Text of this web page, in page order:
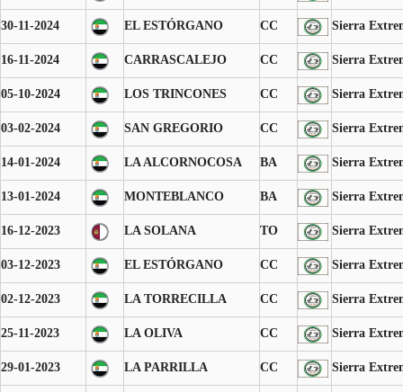
30-11-2024 EL ESTÓRGANO CC Sierra
16-11-2024 CARRASCALEJO CC Sierra
05-10-2024 LOS TRINCONES CC Sierra
03-02-2024 SAN GREGORIO CC Sierra
14-01-2024 LA ALCORNOCOSA BA Sierra
13-01-2024 MONTEBLANCO BA Sierra
16-12-2023 LA SOLANA TO Sierra
03-12-2023 EL ESTÓRGANO CC Sierra
02-12-2023 LA TORRECILLA CC Sierra
25-11-2023 LA OLIVA CC Sierra
29-01-2023 LA PARRILLA CC Sierra